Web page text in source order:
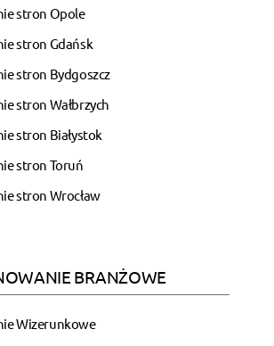
stron Opole
stron Gdańsk
stron Bydgoszcz
stron Wałbrzych
stron Białystok
stron Toruń
stron Wrocław
BRANŻOWE
Wizerunkowe